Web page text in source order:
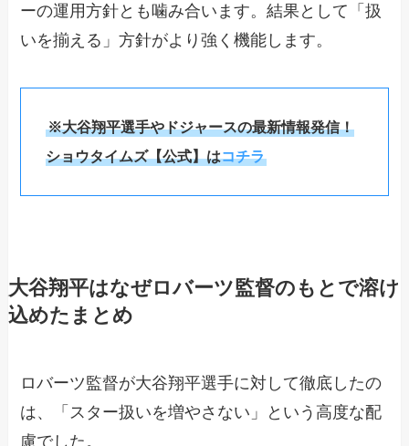
ーの運用方針とも噛み合います。結果として「扱
いを揃える」方針がより強く機能します。
※大谷翔平選手やドジャースの最新情報発信！
ショウタイムズ【公式】はコチラ
大谷翔平はなぜロバーツ監督のもとで溶け
込めたまとめ
ロバーツ監督が大谷翔平選手に対して徹底したの
は、「スター扱いを増やさない」という高度な配
慮でした。